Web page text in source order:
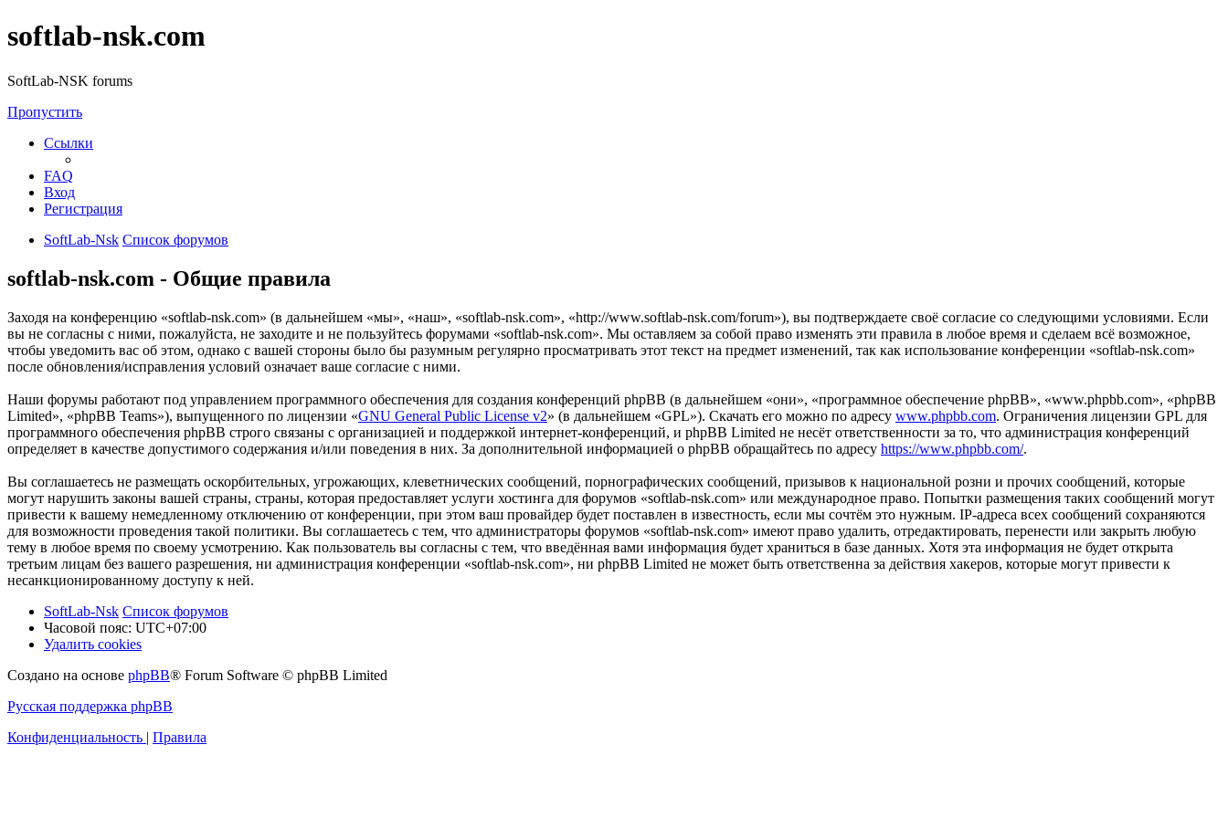
softlab-nsk.com
SoftLab-NSK forums
Пропустить
Ссылки
FAQ
Вход
Регистрация
SoftLab-Nsk Список форумов
softlab-nsk.com - Общие правила
Заходя на конференцию «softlab-nsk.com» (в дальнейшем «мы», «наш», «softlab-nsk.com», «http://www.softlab-nsk.com/forum»), вы подтверждаете своё согласие со следующими условиями. Если
вы не согласны с ними, пожалуйста, не заходите и не пользуйтесь форумами «softlab-nsk.com». Мы оставляем за собой право изменять эти правила в любое время и сделаем всё возможное,
чтобы уведомить вас об этом, однако с вашей стороны было бы разумным регулярно просматривать этот текст на предмет изменений, так как использование конференции «softlab-nsk.com»
после обновления/исправления условий означает ваше согласие с ними.
Наши форумы работают под управлением программного обеспечения для создания конференций phpBB (в дальнейшем «они», «программное обеспечение phpBB», «www.phpbb.com», «phpBB
Limited», «phpBB Teams»), выпущенного по лицензии «GNU General Public License v2» (в дальнейшем «GPL»). Скачать его можно по адресу www.phpbb.com. Ограничения лицензии GPL для
программного обеспечения phpBB строго связаны с организацией и поддержкой интернет-конференций, и phpBB Limited не несёт ответственности за то, что администрация конференций
определяет в качестве допустимого содержания и/или поведения в них. За дополнительной информацией о phpBB обращайтесь по адресу https://www.phpbb.com/.
Вы соглашаетесь не размещать оскорбительных, угрожающих, клеветнических сообщений, порнографических сообщений, призывов к национальной розни и прочих сообщений, которые
могут нарушить законы вашей страны, страны, которая предоставляет услуги хостинга для форумов «softlab-nsk.com» или международное право. Попытки размещения таких сообщений могут
привести к вашему немедленному отключению от конференции, при этом ваш провайдер будет поставлен в известность, если мы сочтём это нужным. IP-адреса всех сообщений сохраняются
для возможности проведения такой политики. Вы соглашаетесь с тем, что администраторы форумов «softlab-nsk.com» имеют право удалить, отредактировать, перенести или закрыть любую
тему в любое время по своему усмотрению. Как пользователь вы согласны с тем, что введённая вами информация будет храниться в базе данных. Хотя эта информация не будет открыта
третьим лицам без вашего разрешения, ни администрация конференции «softlab-nsk.com», ни phpBB Limited не может быть ответственна за действия хакеров, которые могут привести к
несанкционированному доступу к ней.
SoftLab-Nsk Список форумов
Часовой пояс: UTC+07:00
Удалить cookies
Создано на основе phpBB® Forum Software © phpBB Limited
Русская поддержка phpBB
Конфиденциальность | Правила